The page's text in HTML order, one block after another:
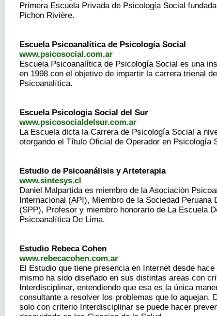
Primera Escuela Privada de Psicología Social
Pichon Rivière.
Escuela Psicoanalítica de Psicología Social
www.psicosocial.com.ar
Escuela Psicoanalítica de Psicología Social es una
en 1998 con el objetivo de impartir la carrera trienal
Psicoanalítica.
Escuela Psicologia Social del Sur
www.psicosocialdelsur.com.ar
La Escuela dicta la Carrera de Psicología Social a
otorgando el Título Oficial de Operador en Psicología
Estudio de Psicoanálisis y Arteterapia
www.sintesys.cl
Daniel Malpartida es miembro de la Asociación
Internacional (API), Miembro de la Sociedad Peruana
(SPP), Profesor y miembro honorario de La Escuela
Psicoanalítica De Lima.
Estudio Rebeca Cohen
www.rebecacohen.com.ar
El Estudio que tiene presencia en Internet desde
mismo ha sido diseñado en sus distintas areas con
Interdisciplinar, entendiendo que esa es la única
consultante a resolver los problemas que lo aquejan.
solo con criterio Interdisciplinar se puede hacer